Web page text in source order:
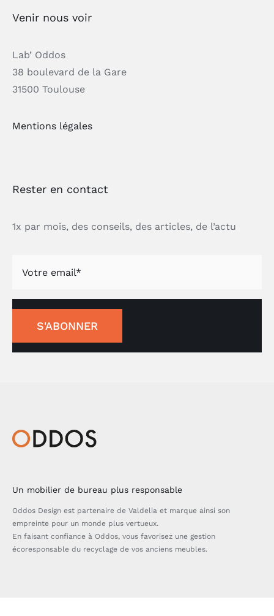
Venir nous voir
Lab’ Oddos
38 boulevard de la Gare
31500 Toulouse
Mentions légales
Rester en contact
1x par mois, des conseils, des articles, de l’actu
S'ABONNER
Un mobilier de bureau plus responsable
Oddos Design est partenaire de Valdelia et marque ainsi son
empreinte pour un monde plus vertueux.
En faisant confiance à Oddos, vous favorisez une gestion
écoresponsable du recyclage de vos anciens meubles.